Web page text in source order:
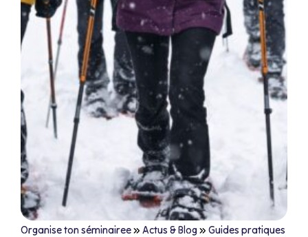
Organise ton séminairee» Actus & Blog» Guides pratiques